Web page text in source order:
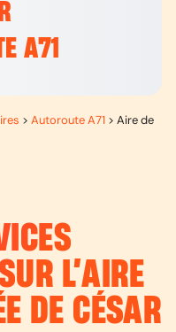
A71
> Autoroute A71 > Aire de
L’AIRE
DE CÉSAR